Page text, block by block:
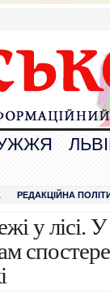
РЕДАКЦІЙНА
у лісі.